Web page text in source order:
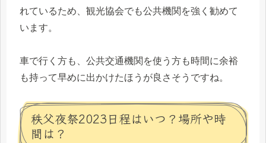
れているため、観光協会でも公共機関を強く勧めて
います。
車で行く方も、公共交通機関を使う方も時間に余裕
も持って早めに出かけたほうが良さそうですね。
秩父夜祭2023日程はいつ？場所や時
間は？